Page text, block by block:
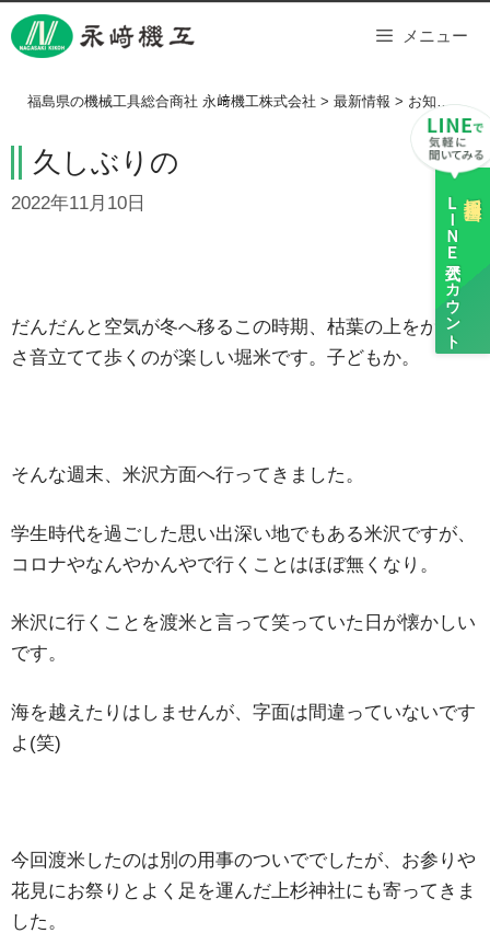
Skip
to
ＬＩＮＥ
公式アカウント
メニュー
福島県の機械工具総合商社 永﨑機工株式会社 > 最新情報 > お知らせ >
久しぶりの
2022年11月10日
だんだんと空気が冬へ移るこの時期、枯葉の上をがさが
さ音立てて歩くのが楽しい堀米です。子どもか。
そんな週末、米沢方面へ行ってきました。
学生時代を過ごした思い出深い地でもある米沢ですが、
コロナやなんやかんやで行くことはほぼ無くなり。
米沢に行くことを渡米と言って笑っていた日が懐かしい
です。
海を越えたりはしませんが、字面は間違っていないです
よ(笑)
今回渡米したのは別の用事のついででしたが、お参りや
花見にお祭りとよく足を運んだ上杉神社にも寄ってきま
した。